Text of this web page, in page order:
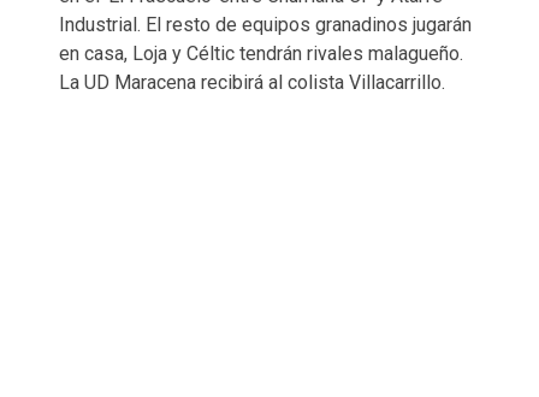
Industrial. El resto de equipos granadinos jugarán
en casa, Loja y Céltic tendrán rivales malagueño.
La UD Maracena recibirá al colista Villacarrillo.